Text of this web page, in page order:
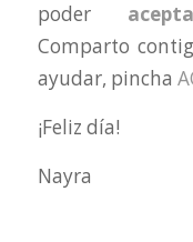
poder
Comparto
ayudar, pincha
¡Feliz día!
Nayra